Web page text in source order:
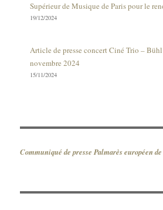
Supérieur de Musique de Paris pour le
19/12/2024
Article de presse concert Ciné Trio –
novembre 2024
15/11/2024
Communiqué de presse Palmarès européen